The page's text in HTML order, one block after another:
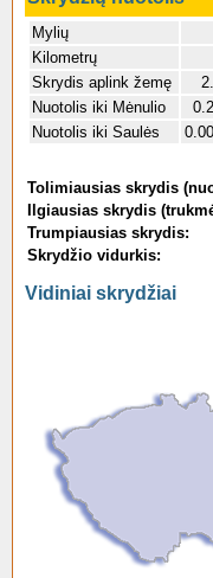
Mylių
Kilometrų
Skrydis aplink žemę
Nuotolis iki Mėnulio
Nuotolis iki Saulės
Tolimiausias skrydis
Ilgiausias skrydis
Trumpiausias skrydis:
Skrydžio vidurkis:
Vidiniai skrydžiai